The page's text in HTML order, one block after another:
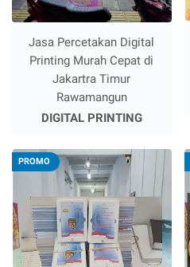
Jasa Percetakan Digital
Printing Murah Cepat di
Jakartra Timur
Rawamangun
DIGITAL PRINTING
PROMO